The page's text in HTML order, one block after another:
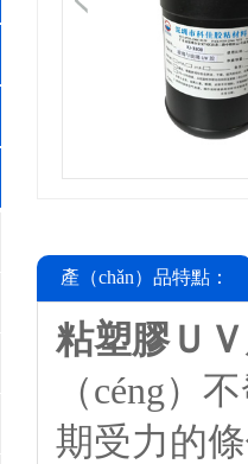
產（chǎn）品特點：
粘塑膠Ｕ
（céng）
期受力的